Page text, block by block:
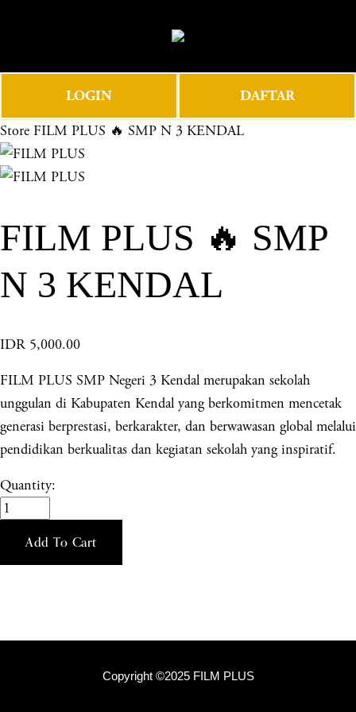
e
e
n
u
LOGIN DAFTAR
Store FILM PLUS 🔥 SMP N 3 KENDAL
FILM PLUS 🔥 SMP
N 3 KENDAL
IDR 5,000.00
FILM PLUS SMP Negeri 3 Kendal merupakan sekolah
unggulan di Kabupaten Kendal yang berkomitmen mencetak
generasi berprestasi, berkarakter, dan berwawasan global melalui
pendidikan berkualitas dan kegiatan sekolah yang inspiratif.
Quantity:
Add To Cart
Copyright ©2025 FILM PLUS